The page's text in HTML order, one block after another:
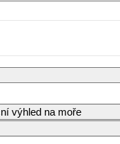
výhled na moře